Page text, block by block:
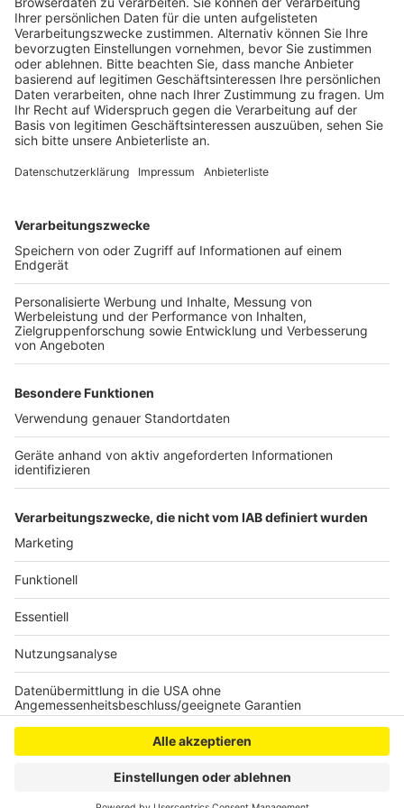
Anzeige
Veröffentlicht:Montag, 30.11.2020 07:24
Anzeige
Dabei handelt es sich um ein modernes Bürogebäude
Straße aus zu sehen sein wird. Daneben sind in
Gewerbeflächen für Büros, Verwaltungen und
durch die dichte Baumkulisse am Wasserwerk Efferen
verdeckt werden. Der Gewerbepark wird sich nach und
nach entwickeln. Das hängt vor allem davon ab, wie
schnell sich Mieter für die Flächen finden.
Anzeige
©Waltner Immobilien